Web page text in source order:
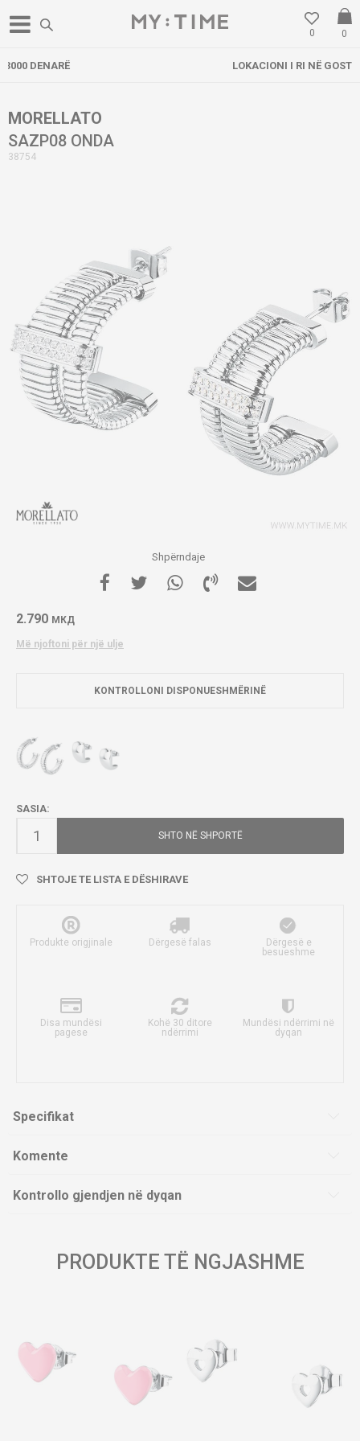
0
0
LOKACIONI I RI NË GOSTIVAR
MORELLATO
SAZP08 ONDA
38754
Shpërndaje
2.790 МКД
Më njoftoni për një ulje
KONTROLLONI DISPONUESHMËRINË
SASIA:
SHTO NË SHPORTË
SHTOJE TE LISTA E DËSHIRAVE
Produkte origjinale Dërgesë falas
Dërgesë e
besueshme
Disa mundësi
pagese
Kohë 30 ditore
ndërrimi
Mundësi ndërrimi në
dyqan
Specifikat
Komente
Kontrollo gjendjen në dyqan
PRODUKTE TË NGJASHME